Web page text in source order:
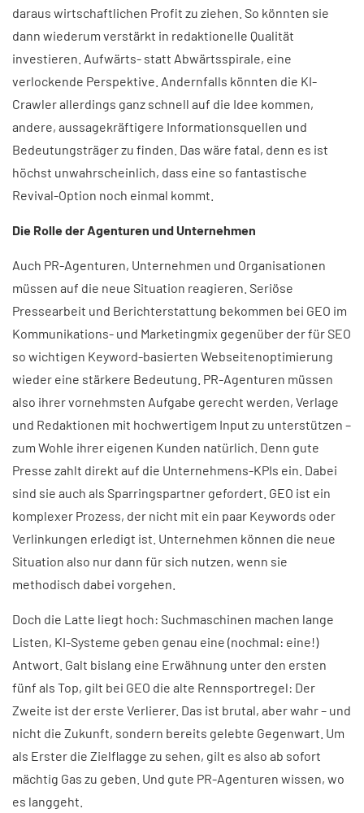
daraus wirtschaftlichen Profit zu ziehen. So könnten sie
dann wiederum verstärkt in redaktionelle Qualität
investieren. Aufwärts- statt Abwärtsspirale, eine
verlockende Perspektive. Andernfalls könnten die KI-
Crawler allerdings ganz schnell auf die Idee kommen,
andere, aussagekräftigere Informationsquellen und
Bedeutungsträger zu finden. Das wäre fatal, denn es ist
höchst unwahrscheinlich, dass eine so fantastische
Revival-Option noch einmal kommt.
Die Rolle der Agenturen und Unternehmen
Auch PR-Agenturen, Unternehmen und Organisationen
müssen auf die neue Situation reagieren. Seriöse
Pressearbeit und Berichterstattung bekommen bei GEO im
Kommunikations- und Marketingmix gegenüber der für SEO
so wichtigen Keyword-basierten Webseitenoptimierung
wieder eine stärkere Bedeutung. PR-Agenturen müssen
also ihrer vornehmsten Aufgabe gerecht werden, Verlage
und Redaktionen mit hochwertigem Input zu unterstützen –
zum Wohle ihrer eigenen Kunden natürlich. Denn gute
Presse zahlt direkt auf die Unternehmens-KPIs ein. Dabei
sind sie auch als Sparringspartner gefordert. GEO ist ein
komplexer Prozess, der nicht mit ein paar Keywords oder
Verlinkungen erledigt ist. Unternehmen können die neue
Situation also nur dann für sich nutzen, wenn sie
methodisch dabei vorgehen.
Doch die Latte liegt hoch: Suchmaschinen machen lange
Listen, KI-Systeme geben genau eine (nochmal: eine!)
Antwort. Galt bislang eine Erwähnung unter den ersten
fünf als Top, gilt bei GEO die alte Rennsportregel: Der
Zweite ist der erste Verlierer. Das ist brutal, aber wahr – und
nicht die Zukunft, sondern bereits gelebte Gegenwart. Um
als Erster die Zielflagge zu sehen, gilt es also ab sofort
mächtig Gas zu geben. Und gute PR-Agenturen wissen, wo
es langgeht.